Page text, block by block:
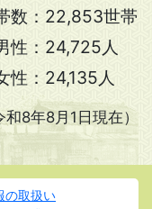
数： 22,853世帯
性： 24,725人
性： 24,135人
和8年8月1日現在）
の取扱い